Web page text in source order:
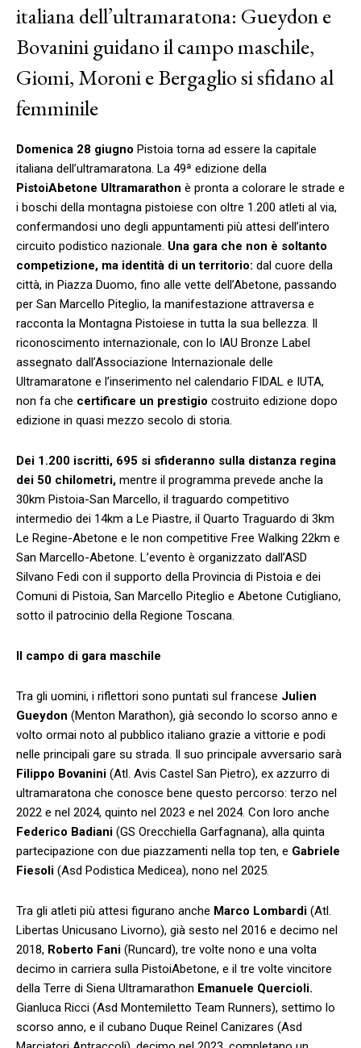
italiana dell’ultramaratona: Gueydon e
Bovanini guidano il campo maschile,
Giomi, Moroni e Bergaglio si sfidano al
femminile
Domenica 28 giugno Pistoia torna ad essere la capitale
italiana dell’ultramaratona. La 49ª edizione della
PistoiAbetone Ultramarathon è pronta a colorare le strade e
i boschi della montagna pistoiese con oltre 1.200 atleti al via,
confermandosi uno degli appuntamenti più attesi dell’intero
circuito podistico nazionale. Una gara che non è soltanto
competizione, ma identità di un territorio: dal cuore della
città, in Piazza Duomo, fino alle vette dell’Abetone, passando
per San Marcello Piteglio, la manifestazione attraversa e
racconta la Montagna Pistoiese in tutta la sua bellezza. Il
riconoscimento internazionale, con lo IAU Bronze Label
assegnato dall’Associazione Internazionale delle
Ultramaratone e l’inserimento nel calendario FIDAL e IUTA,
non fa che certificare un prestigio costruito edizione dopo
edizione in quasi mezzo secolo di storia.
Dei 1.200 iscritti, 695 si sfideranno sulla distanza regina
dei 50 chilometri, mentre il programma prevede anche la
30km Pistoia-San Marcello, il traguardo competitivo
intermedio dei 14km a Le Piastre, il Quarto Traguardo di 3km
Le Regine-Abetone e le non competitive Free Walking 22km e
San Marcello-Abetone. L’evento è organizzato dall’ASD
Silvano Fedi con il supporto della Provincia di Pistoia e dei
Comuni di Pistoia, San Marcello Piteglio e Abetone Cutigliano,
sotto il patrocinio della Regione Toscana.
Il campo di gara maschile
Tra gli uomini, i riflettori sono puntati sul francese Julien
Gueydon (Menton Marathon), già secondo lo scorso anno e
volto ormai noto al pubblico italiano grazie a vittorie e podi
nelle principali gare su strada. Il suo principale avversario sarà
Filippo Bovanini (Atl. Avis Castel San Pietro), ex azzurro di
ultramaratona che conosce bene questo percorso: terzo nel
2022 e nel 2024, quinto nel 2023 e nel 2024. Con loro anche
Federico Badiani (GS Orecchiella Garfagnana), alla quinta
partecipazione con due piazzamenti nella top ten, e Gabriele
Fiesoli (Asd Podistica Medicea), nono nel 2025.
Tra gli atleti più attesi figurano anche Marco Lombardi (Atl.
Libertas Unicusano Livorno), già sesto nel 2016 e decimo nel
2018, Roberto Fani (Runcard), tre volte nono e una volta
decimo in carriera sulla PistoiAbetone, e il tre volte vincitore
della Terre di Siena Ultramarathon Emanuele Quercioli.
Gianluca Ricci (Asd Montemiletto Team Runners), settimo lo
scorso anno, e il cubano Duque Reinel Canizares (Asd